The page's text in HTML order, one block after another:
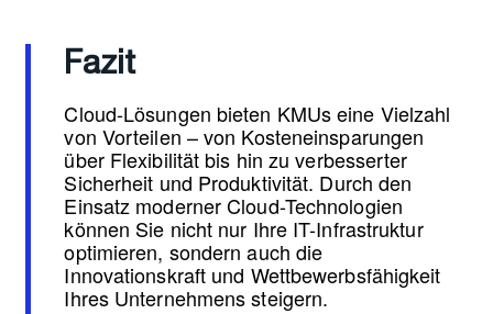
Fazit
Cloud-Lösungen bieten KMUs eine Vielzahl
von Vorteilen – von Kosteneinsparungen
über Flexibilität bis hin zu verbesserter
Sicherheit und Produktivität. Durch den
Einsatz moderner Cloud-Technologien
können Sie nicht nur Ihre IT-Infrastruktur
optimieren, sondern auch die
Innovationskraft und Wettbewerbsfähigkeit
Ihres Unternehmens steigern.